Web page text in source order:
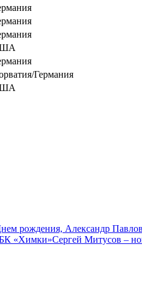
Германия
рождения, Александр
«Химки»Сергей Митусов –